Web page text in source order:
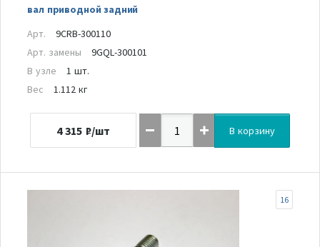
вал приводной задний
Арт.
9CRB-300110
Арт. замены
9GQL-300101
В узле
1 шт.
Вес
1.112 кг
4 315 ₽/шт В корзину
16